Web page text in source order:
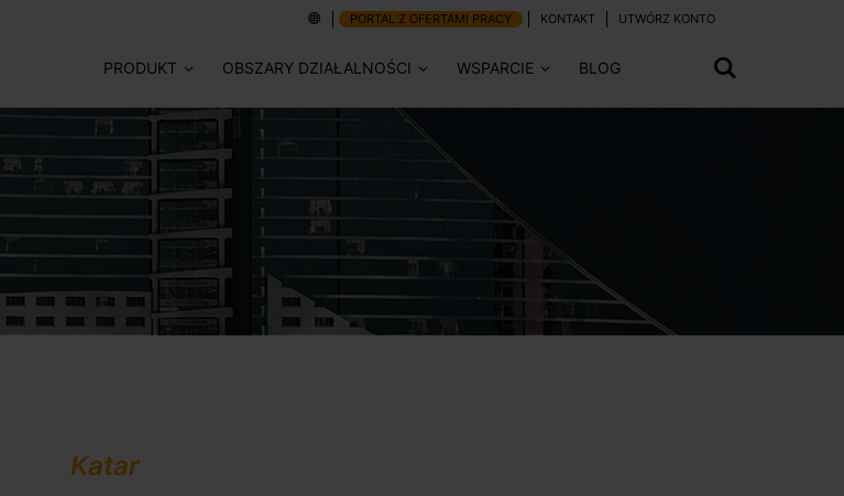
PORTAL Z OFERTAMI PRACY KONTAKT UTWÓRZ KONTO
PRODUKT OBSZARY DZIAŁALNOŚCI WSPARCIE BLOG
Katar